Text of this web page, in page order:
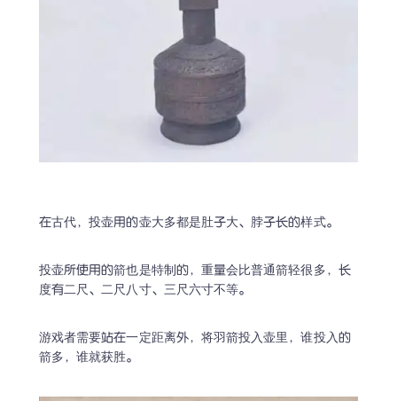
在古代，投壶用的壶大多都是肚子大、脖子长的样式。
投壶所使用的箭也是特制的，重量会比普通箭轻很多，长
度有二尺、二尺八寸、三尺六寸不等。
游戏者需要站在一定距离外，将羽箭投入壶里，谁投入的
箭多，谁就获胜。